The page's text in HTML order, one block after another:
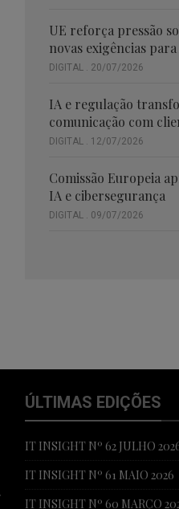
UE reforça pressão
novas exigências
DIGITAL . 20/07/2026
IA e regulação
comunicação com
DIGITAL . 12/07/2026
Comissão Europeia
IA e cibersegurança
DIGITAL . 09/07/2026
ÚLTIMAS EDIÇÕES
IT INSIGHT Nº 62 JULHO
IT INSIGHT Nº 61 MAIO 2026
IT INSIGHT Nº 60 MARÇO